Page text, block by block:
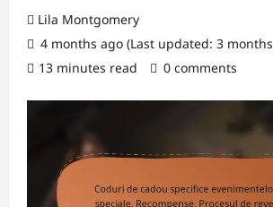
Lila Montgomery
4 months ago (Last updated: 3
13 minutes read
0 comments